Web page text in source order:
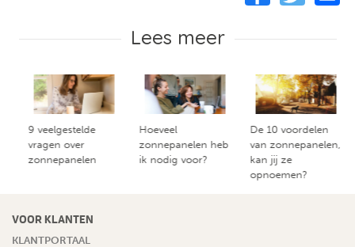
Lees meer
9 veelgestelde
vragen over
zonnepanelen
Hoeveel
zonnepanelen heb
ik nodig voor?
De 10 voordelen
van zonnepanelen,
kan jij ze
opnoemen?
VOOR KLANTEN
KLANTPORTAAL